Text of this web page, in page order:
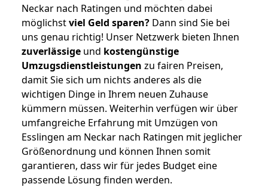
Neckar nach Ratingen und möchten dabei
möglichstviel Geld sparen? Dann sind Sie bei
uns genau richtig! Unser Netzwerk bieten Ihnen
zuverlässige und kostengünstige
Umzugsdienstleistungen zu fairen Preisen,
damit Sie sich um nichts anderes als die
wichtigen Dinge in Ihrem neuen Zuhause
kümmern müssen. Weiterhin verfügen wir über
umfangreiche Erfahrung mit Umzügen von
Esslingen am Neckar nach Ratingen mit jeglicher
Größenordnung und können Ihnen somit
garantieren, dass wir für jedes Budget eine
passende Lösung finden werden.